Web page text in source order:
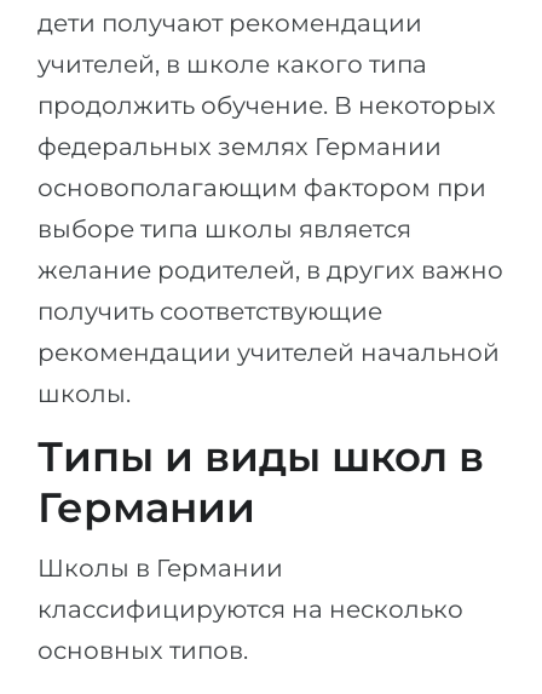
дети получают рекомендации
учителей, в школе какого типа
продолжить обучение. В некоторых
федеральных землях Германии
основополагающим фактором при
выборе типа школы является
желание родителей, в других важно
получить соответствующие
рекомендации учителей начальной
школы.
Типы и виды школ в
Германии
Школы в Германии
классифицируются на несколько
основных типов.